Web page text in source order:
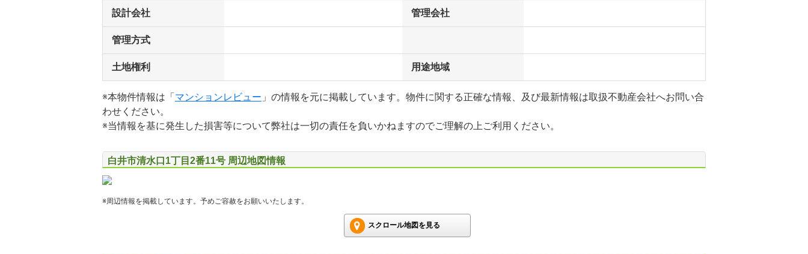
設計会社 管理会社
管理方式
土地権利 用途地域
※本物件情報は「 マンションレビュー 」の情報を元に掲載しています。物件に関する正確な情報、及び最新情報は取扱不動産会社へお問い合
わせください。
※当情報を基に発生した損害等について弊社は一切の責任を負いかねますのでご理解の上ご利用ください。
白井市清水口1丁目2番11号 周辺地図情報
※周辺情報を掲載しています。予めご容赦をお願いいたします。
スクロール地図を見る